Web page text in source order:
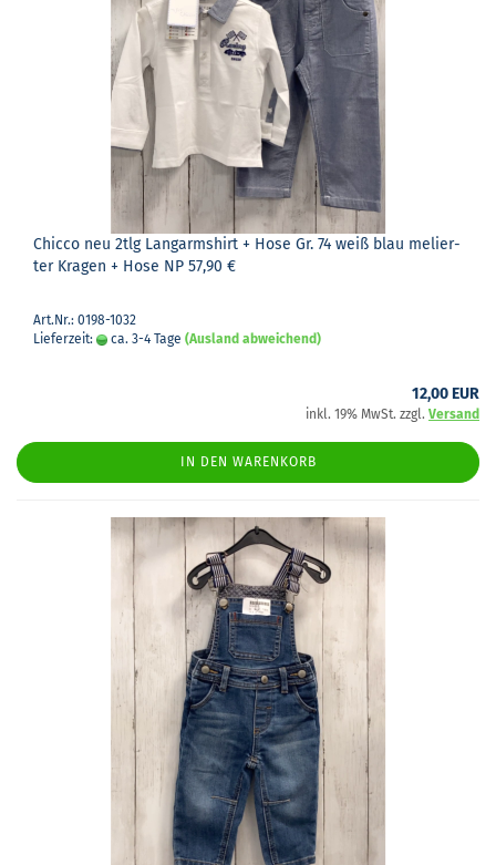
Chic­co neu 2tlg Lang­arm­shirt + Hose Gr. 74 weiß blau me­lier­
ter Kra­gen + Hose NP 57,90 €
Art.Nr.: 0198-1032
Lieferzeit:
ca. 3-4 Tage (Ausland abweichend)
12,00 EUR
inkl. 19% MwSt. zzgl. Versand
IN DEN WARENKORB